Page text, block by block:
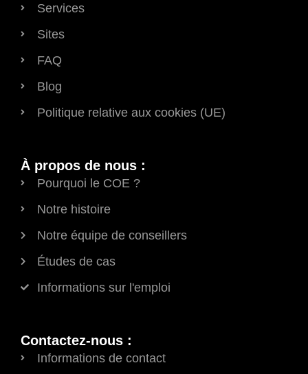
Services
Sites
FAQ
Blog
Politique relative aux cookies (UE)
À propos de nous :
Pourquoi le COE ?
Notre histoire
Notre équipe de conseillers
Études de cas
Informations sur l'emploi
Contactez-nous :
Informations de contact